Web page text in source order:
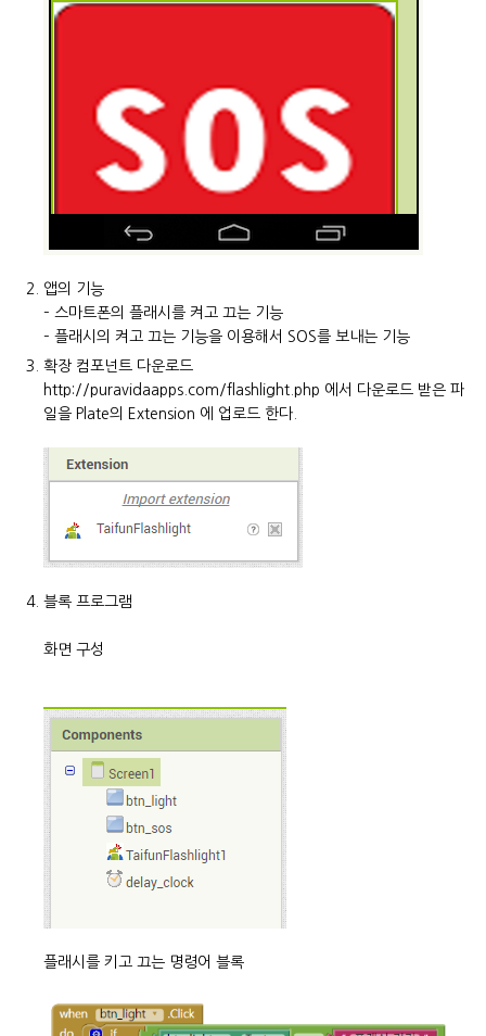
앱의 기능
– 스마트폰의 플래시를 켜고 끄는 기능
– 플래시의 켜고 끄는 기능을 이용해서 SOS를 보내는 기능
확장 컴포넌트 다운로드
http://puravidaapps.com/flashlight.php 에서 다운로드 받은 파
일을 Plate의 Extension 에 업로드 한다.
블록 프로그램
화면 구성
플래시를 키고 끄는 명령어 블록